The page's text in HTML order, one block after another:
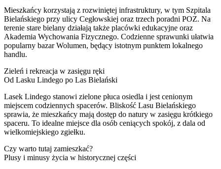
Mieszkańcy korzystają z rozwiniętej infrastruktury, w tym Szpitala
Bielańskiego przy ulicy Cegłowskiej oraz trzech poradni POZ. Na
terenie stare bielany działają także placówki edukacyjne oraz
Akademia Wychowania Fizycznego. Codzienne sprawunki ułatwia
popularny bazar Wolumen, będący istotnym punktem lokalnego
handlu.
Zieleń i rekreacja w zasięgu ręki
Od Lasku Lindego po Las Bielański
Lasek Lindego stanowi zielone płuca osiedla i jest cenionym
miejscem codziennych spacerów. Bliskość Lasu Bielańskiego
sprawia, że mieszkańcy mają dostęp do natury w zasięgu krótkiego
spaceru. To idealne miejsce dla osób ceniących spokój, z dala od
wielkomiejskiego zgiełku.
Czy warto tutaj zamieszkać?
Plusy i minusy życia w historycznej części